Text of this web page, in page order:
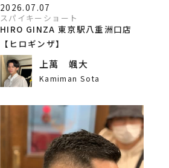
2026.07.07
スパイキーショート
HIRO GINZA 東京駅八重洲口店
【ヒロギンザ】
上萬 颯大
Kamiman Sota